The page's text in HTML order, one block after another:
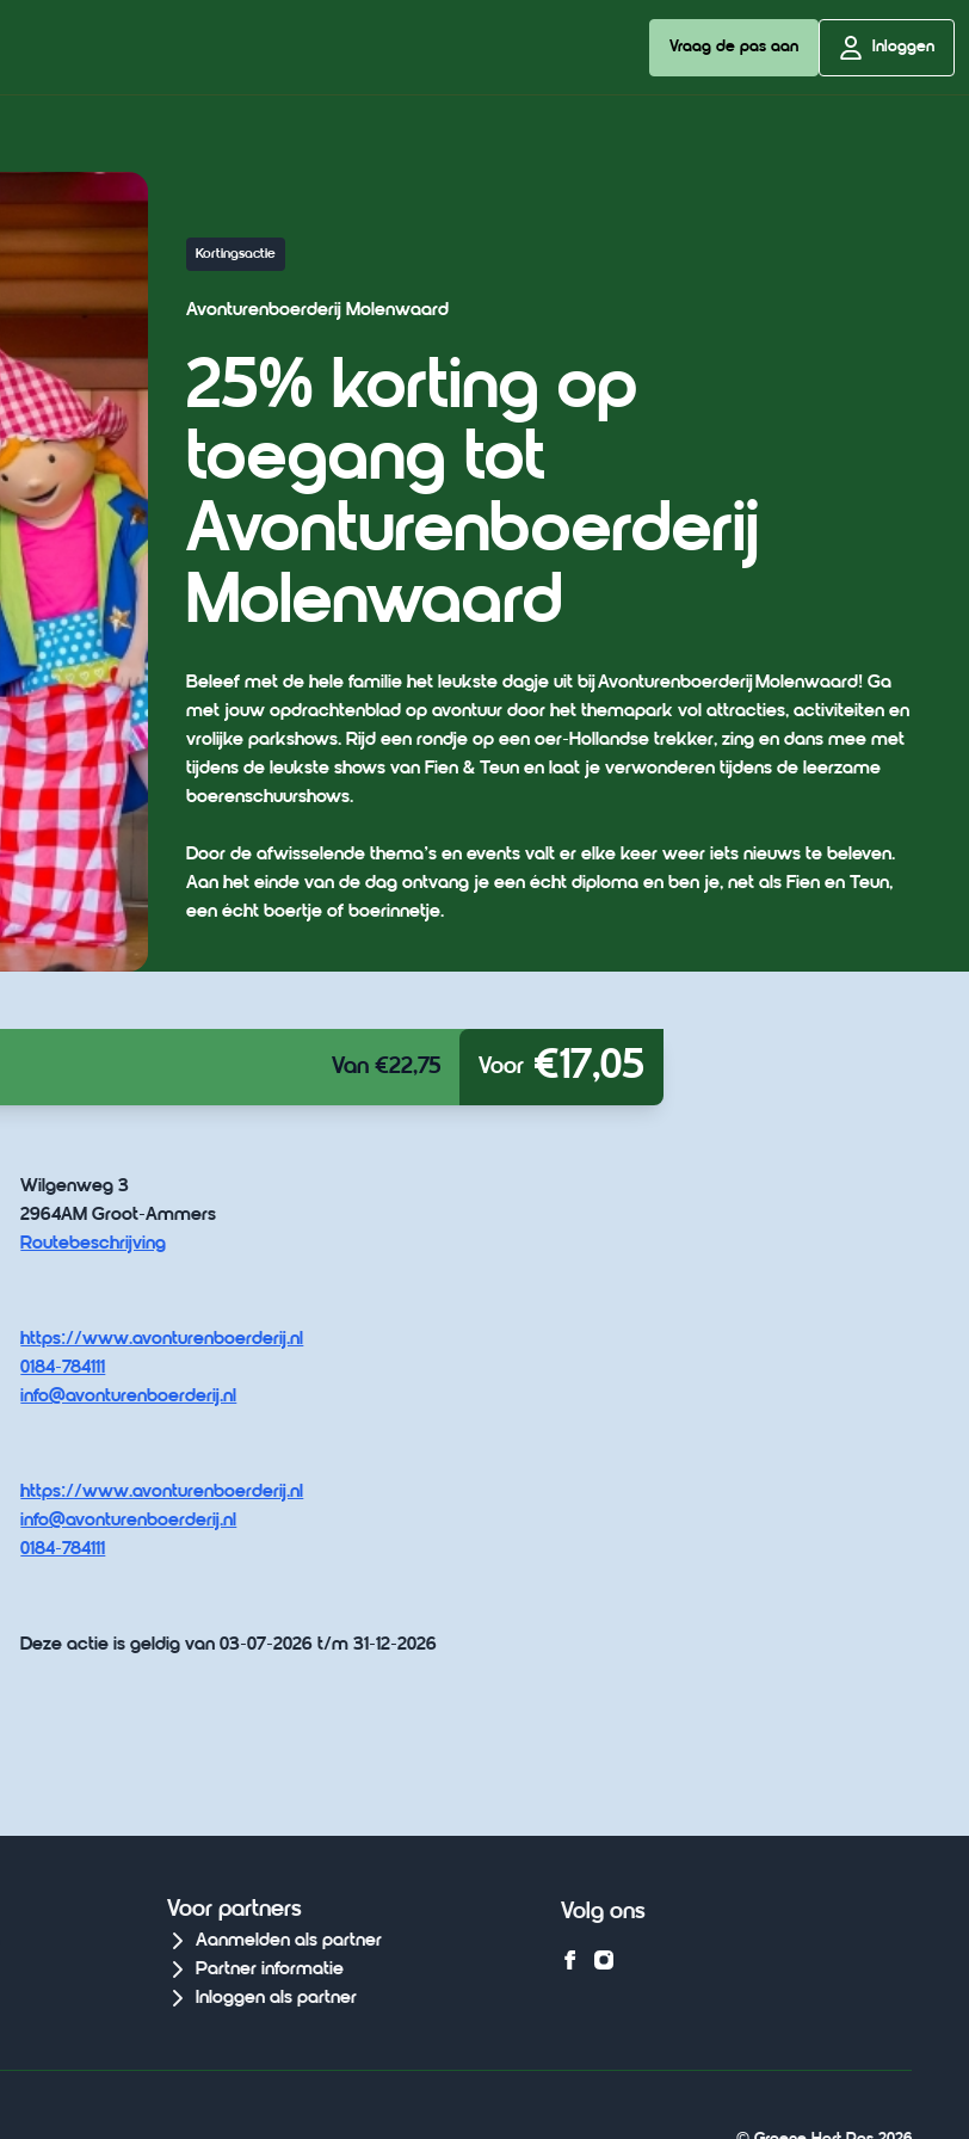
Vraag de pas aan Inloggen
Kortingsactie
Avonturenboerderij Molenwaard
25% korting op
toegang tot
Avonturenboerderij
Molenwaard
Beleef met de hele familie het leukste dagje uit bij Avonturenboerderij Molenwaard! Ga
met jouw opdrachtenblad op avontuur door het themapark vol attracties, activiteiten en
vrolijke parkshows. Rijd een rondje op een oer-Hollandse trekker, zing en dans mee met
tijdens de leukste shows van Fien & Teun en laat je verwonderen tijdens de leerzame
boerenschuurshows.
Door de afwisselende thema’s en events valt er elke keer weer iets nieuws te beleven.
Aan het einde van de dag ontvang je een écht diploma en ben je, net als Fien en Teun,
een écht boertje of boerinnetje.
Van €22,75 Voor €17,05
Wilgenweg 3
2964AM Groot-Ammers
Routebeschrijving
https://www.avonturenboerderij.nl
0184-784111
info@avonturenboerderij.nl
https://www.avonturenboerderij.nl
info@avonturenboerderij.nl
0184-784111
Deze actie is geldig van 03-07-2026 t/m 31-12-2026
Voor partners
Aanmelden als partner
Partner informatie
Inloggen als partner
Volg ons